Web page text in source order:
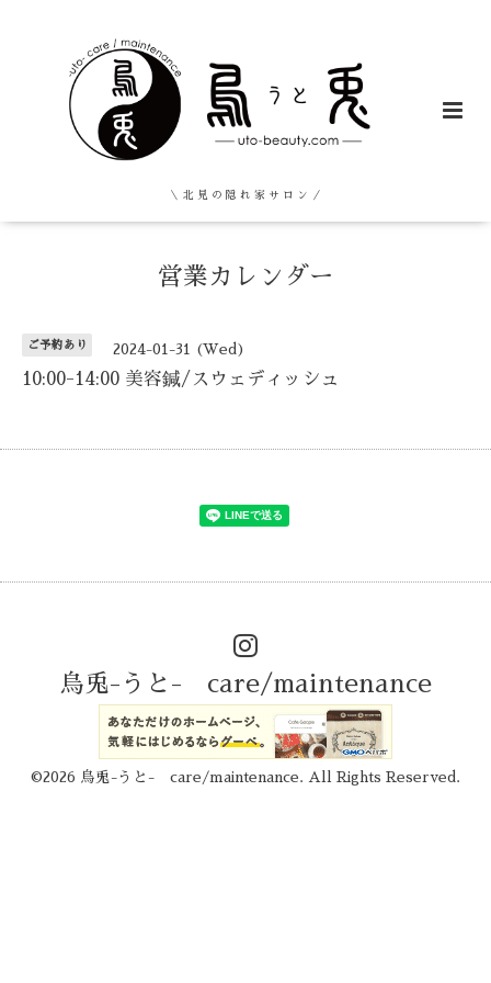
＼ 北 見 の 隠 れ 家 サ ロ ン ／
営業カレンダー
ご予約あり 2024-01-31 (Wed)
10:00-14:00 美容鍼/スウェディッシュ
烏兎-うと- care/maintenance
©2026 烏兎-うと- care/maintenance . All Rights Reserved.